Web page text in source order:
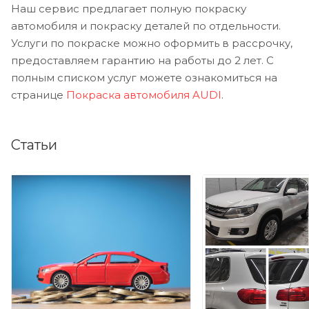
Наш сервис предлагает полную покраску
автомобиля и покраску деталей по отдельности.
Услуги по покраске можно оформить в рассрочку,
предоставляем гарантию на работы до 2 лет. С
полным списком услуг можете ознакомиться на
странице Покраска автомобиля AUDI.
Статьи